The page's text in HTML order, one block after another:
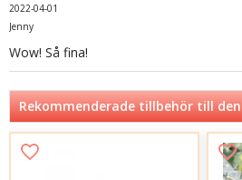
2022-04-01
Jenny
Wow! Så fina!
Rekommenderade tillbehör till